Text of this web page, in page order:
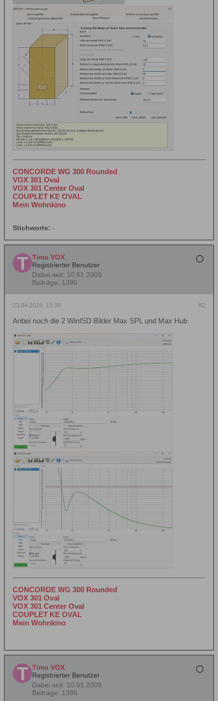
CONCORDE WG 300 Rounded
VOX 301 Oval
VOX 301 Center Oval
COUPLET KE OVAL
Mein Wohnkino
Stichworte: -
Timo VOX
Registrierter Benutzer
Dabei seit: 10.01.2009
Beiträge: 1395
#2
23.04.2026, 13:39
Anbei noch die 2 WinISD Bilder Max SPL und Max Hub
CONCORDE WG 300 Rounded
VOX 301 Oval
VOX 301 Center Oval
COUPLET KE OVAL
Mein Wohnkino
Timo VOX
Registrierter Benutzer
Dabei seit: 10.01.2009
Beiträge: 1395